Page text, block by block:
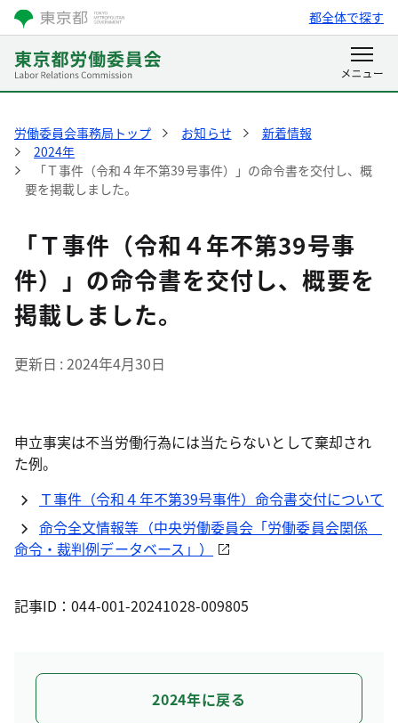
都全体で探す
労働委員会事務局トップ お知らせ
新着情報
2024年
「Ｔ事件（令和４年不第39号事件）」の命令書を交付し、概
要を掲載しました。
「Ｔ事件（令和４年不第39号事
件）」の命令書を交付し、概要を
掲載しました。
更新日 2024年4月30日
申立事実は不当労働行為には当たらないとして棄却され
た例。
Ｔ事件（令和４年不第39号事件）命令書交付について
命令全文情報等（中央労働委員会「労働委員会関係
命令・裁判例データベース」）
記事ID：044-001-20241028-009805
2024年に戻る